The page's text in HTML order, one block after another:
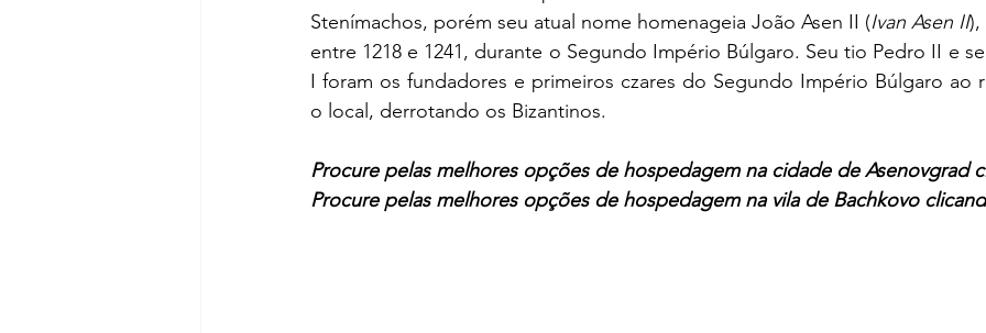
Stenímachos, porém seu atual nome homenageia João Asen II (Ivan Asen II),
entre 1218 e 1241, durante o Segundo Império Búlgaro. Seu tio Pedro II e
I foram os fundadores e primeiros czares do Segundo Império Búlgaro ao
o local, derrotando os Bizantinos.
Procure pelas melhores opções de hospedagem na cidade de Asenovgrad
Procure pelas melhores opções de hospedagem na vila de Bachkovo